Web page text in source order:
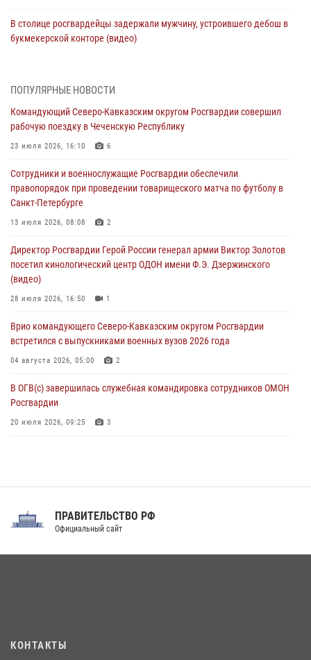
В столице росгвардейцы задержали мужчину, устроившего дебош в
букмекерской конторе (видео)
В Удмуртии при силовой поддержке спецназа Росгвардии
оздоровительных услуг (видео)
05 августа 2026, 13:20
посетили мастер-класс по художественной гимнастике
05 августа 2026, 13:00 3
Офицеры Росгвардии и ветераны войск правопорядка почтили
05 августа 2026, 12:40
Росгвардейцы приняли участие в акции «Волна памяти»,
посвящённой 83‑й годовщине освобождения Белгорода от
05 августа 2026, 12:13 1
ПОПУЛЯРНЫЕ НОВОСТИ
Командующий Северо-Кавказским округом Росгвардии совершил
рабочую поездку в Чеченскую Республику
23 июля 2026, 16:10 6
Сотрудники и военнослужащие Росгвардии обеспечили
правопорядок при проведении товарищеского матча по футболу в
Санкт-Петербурге
13 июля 2026, 08:08 2
Директор Росгвардии Герой России генерал армии Виктор Золотов
посетил кинологический центр ОДОН имени Ф.Э. Дзержинского
(видео)
28 июля 2026, 16:50 1
Врио командующего Северо-Кавказским округом Росгвардии
встретился с выпускниками военных вузов 2026 года
04 августа 2026, 05:00 2
В ОГВ(с) завершилась служебная командировка сотрудников ОМОН
Росгвардии
20 июля 2026, 09:25 3
Праздник «Один день с Росгвардией» к 105-летию Центрального
ПРАВИТЕЛЬСТВО РФ
Официальный сайт
КОНТАКТЫ